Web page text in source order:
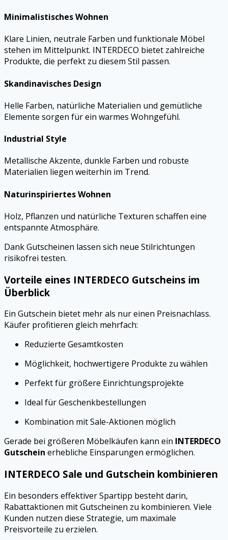
Minimalistisches Wohnen
Klare Linien, neutrale Farben und funktionale Möbel
stehen im Mittelpunkt. INTERDECO bietet zahlreiche
Produkte, die perfekt zu diesem Stil passen.
Skandinavisches Design
Helle Farben, natürliche Materialien und gemütliche
Elemente sorgen für ein warmes Wohngefühl.
Industrial Style
Metallische Akzente, dunkle Farben und robuste
Materialien liegen weiterhin im Trend.
Naturinspiriertes Wohnen
Holz, Pflanzen und natürliche Texturen schaffen eine
entspannte Atmosphäre.
Dank Gutscheinen lassen sich neue Stilrichtungen
risikofrei testen.
Vorteile eines INTERDECO Gutscheins im
Überblick
Ein Gutschein bietet mehr als nur einen Preisnachlass.
Käufer profitieren gleich mehrfach:
Reduzierte Gesamtkosten
Möglichkeit, hochwertigere Produkte zu wählen
Perfekt für größere Einrichtungsprojekte
Ideal für Geschenkbestellungen
Kombination mit Sale-Aktionen möglich
Gerade bei größeren Möbelkäufen kann ein INTERDECO
Gutschein erhebliche Einsparungen ermöglichen.
INTERDECO Sale und Gutschein kombinieren
Ein besonders effektiver Spartipp besteht darin,
Rabattaktionen mit Gutscheinen zu kombinieren. Viele
Kunden nutzen diese Strategie, um maximale
Preisvorteile zu erzielen.